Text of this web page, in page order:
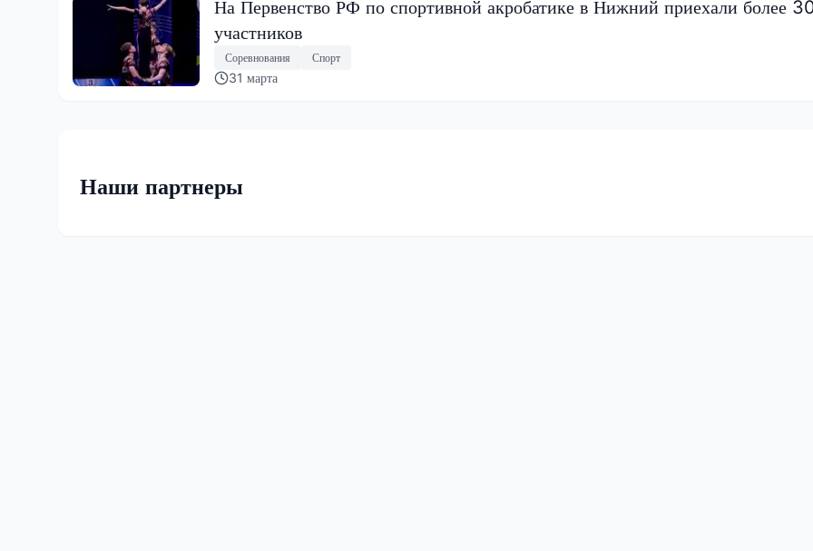
На Первенство РФ по спортивной акробатике в Нижний приехали более
участников
Соревнования Спорт
31 марта
Наши партнеры